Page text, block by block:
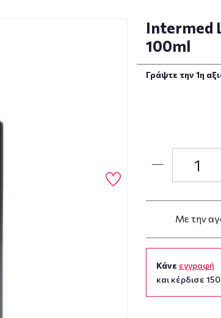
Intermed
100ml
Γράψτε την 1η
Με την
Κάνε εγγραφή
και κέρδισε